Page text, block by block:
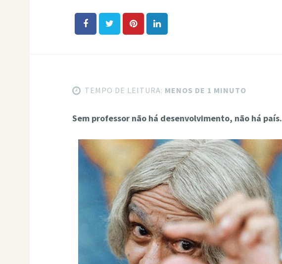
TEMPO DE LEITURA: MENOS DE 1 MINUTO
Sem professor não há desenvolvimento, não há país.